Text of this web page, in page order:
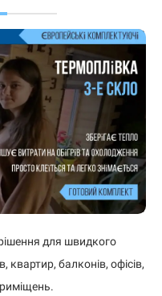
для швидкого
квартир, балконів, офісів,